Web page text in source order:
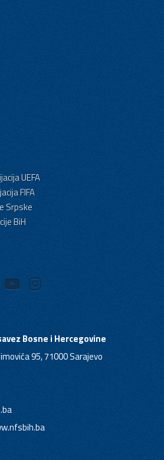
UEFA
FIFA
Srpske
BiH
Bosne i Hercegovine
95, 71000 Sarajevo